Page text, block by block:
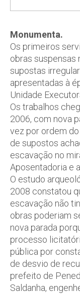
Monumenta.
Os primeiros
obras suspensas
supostas
apresentadas à
Unidade
Os trabalhos
2006, com nova
vez por ordem
de supostos
escavação no
Aposentadoria e
O estudo
2008 constatou
escavação não
obras poderiam
nova parada
processo
pública por
de desvio de
prefeito de
Saldanha,